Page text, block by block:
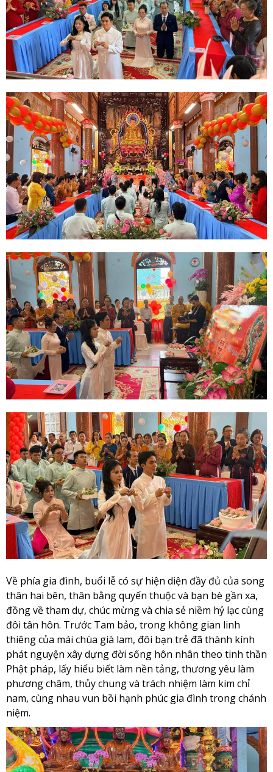
Về phía gia đình, buổi lễ có sự hiện diện đầy đủ của song
thân hai bên, thân bằng quyến thuộc và bạn bè gần xa,
đồng về tham dự, chúc mừng và chia sẻ niềm hỷ lạc cùng
đôi tân hôn. Trước Tam bảo, trong không gian linh
thiêng của mái chùa già lam, đôi bạn trẻ đã thành kính
phát nguyện xây dựng đời sống hôn nhân theo tinh thần
Phật pháp, lấy hiểu biết làm nền tảng, thương yêu làm
phương châm, thủy chung và trách nhiệm làm kim chỉ
nam, cùng nhau vun bồi hạnh phúc gia đình trong chánh
niệm.